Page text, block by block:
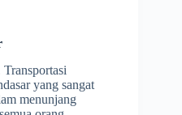
yang sangat
menunjang